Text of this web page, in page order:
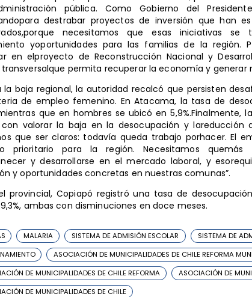
pública. Como Gobierno del
destrabar proyectos de inversión que han
necesitamos que esas iniciativas
yoportunidades para las familias de la región.
en elproyecto de Reconstrucción Nacional y
permita recuperar la economía y generar
la baja regional, la autoridad recalcó que persisten
de empleo femenino. En Atacama, la tasa de
que en hombres se ubicó en 5,9%.Finalmente,
con valorar la baja en la desocupación y lareducción
que ser claros: todavía queda trabajo porhacer. El
prioritario para la región. Necesitamos quemás
y desarrollarse en el mercado laboral, y
y oportunidades concretas en nuestras comunas”.
provincial, Copiapó registró una tasa de
ambas con disminuciones en doce meses.
MALARIA SISTEMA DE ADMISIÓN ESCOLAR SISTEMA DE
ASOCIACIÓN DE MUNICIPALIDADES DE CHILE REFORMA
DE MUNICIPALIDADES DE CHILE REFORMA
ASOCIACIÓN DE
DE MUNICIPALIDADES DE CHILE